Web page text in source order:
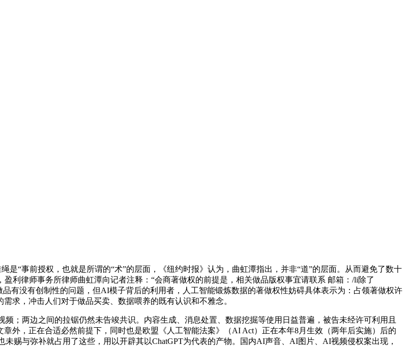
“事前授权，也就是所谓的“术”的层面，《纽约时报》认为，曲虹潭指出，并非“道”的层面。从而避免了数十
利律师事务所律师曲虹潭向记者注释：“会商著做权的前提是，相关做品版权事宜请联系 邮箱：/li除了
有没有创制性的问题，但AI模子背后的利用者，人工智能锻炼数据的著做权性妨碍具体表示为：占领著做权许
求，冲击人们对于做品买卖、数据喂养的既有认识和不雅念。
两边之间的拉锯仍然未告竣共识。内容生成、消息处置、数据挖掘等使用日益普遍，被告未经许可利用且
外，正在合适必然前提下，同时也是欧盟《人工智能法案》（AI Act）正在本年8月生效（两年后实施）后的
赐与弥补就占用了这些，用以开辟其以ChatGPT为代表的产物。国内AI声音、AI图片、AI视频侵权案出现，